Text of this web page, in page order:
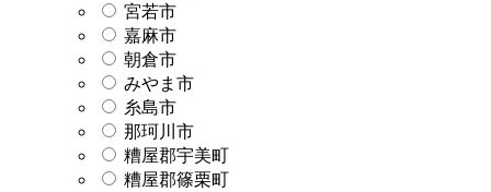
宮若市
嘉麻市
朝倉市
みやま市
糸島市
那珂川市
糟屋郡宇美町
糟屋郡篠栗町